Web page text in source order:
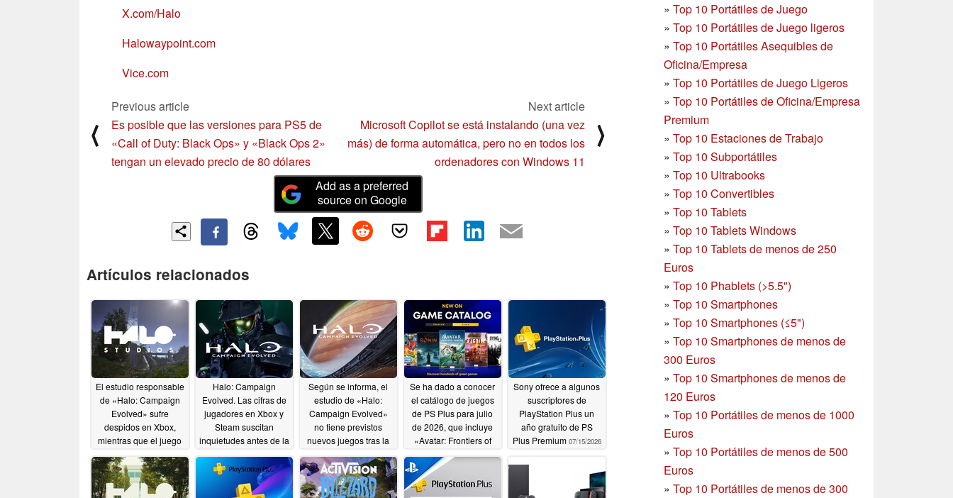
» Top 10 Portátiles de Juego
» Top 10 Portátiles de Juego ligeros
» Top 10 Portátiles Asequibles de
Oficina/Empresa
» Top 10 Portátiles de Juego Ligeros
» Top 10 Portátiles de Oficina/Empresa
Premium
» Top 10 Estaciones de Trabajo
» Top 10 Subportátiles
» Top 10 Ultrabooks
» Top 10 Convertibles
» Top 10 Tablets
» Top 10 Tablets Windows
» Top 10 Tablets de menos de 250
Euros
» Top 10 Phablets (>5.5")
» Top 10 Smartphones
» Top 10 Smartphones (≤5")
» Top 10 Smartphones de menos de
300 Euros
» Top 10 Smartphonesde menos de
120 Euros
» Top 10 Portátiles de menos de 1000
Euros
» Top 10 Portátiles de menos de 500
Euros
» Top 10 Portátiles de menos de 300
X.com/Halo
Halowaypoint.com
Vice.com
⟨
Previous article
Es posible que las versiones para PS5 de
«Call of Duty: Black Ops» y «Black Ops 2»
tengan un elevado precio de 80 dólares
Next article
Microsoft Copilot se está instalando (una vez
más) de forma automática, pero no en todos los
ordenadores con Windows 11
⟩
Add as a preferred
source on Google
Artículos relacionados
El estudio responsable
de «Halo: Campaign
Evolved» sufre
despidos en Xbox,
mientras que el juego
dispares08/06/2026
Halo: Campaign
Evolved. Las cifras de
jugadores en Xbox y
Steam suscitan
inquietudes antes de la
07/28/2026
Según se informa, el
estudio de «Halo:
Campaign Evolved»
no tiene previstos
nuevos juegos tras la
07/19/2026
Se ha dado a conocer
el catálogo de juegos
de PS Plus para julio
de 2026, que incluye
«Avatar: Frontiers of
Light» y muchos más
07/15/2026
Sony ofrece a algunos
suscriptores de
PlayStation Plus un
año gratuito de PS
Plus Premium 07/15/2026